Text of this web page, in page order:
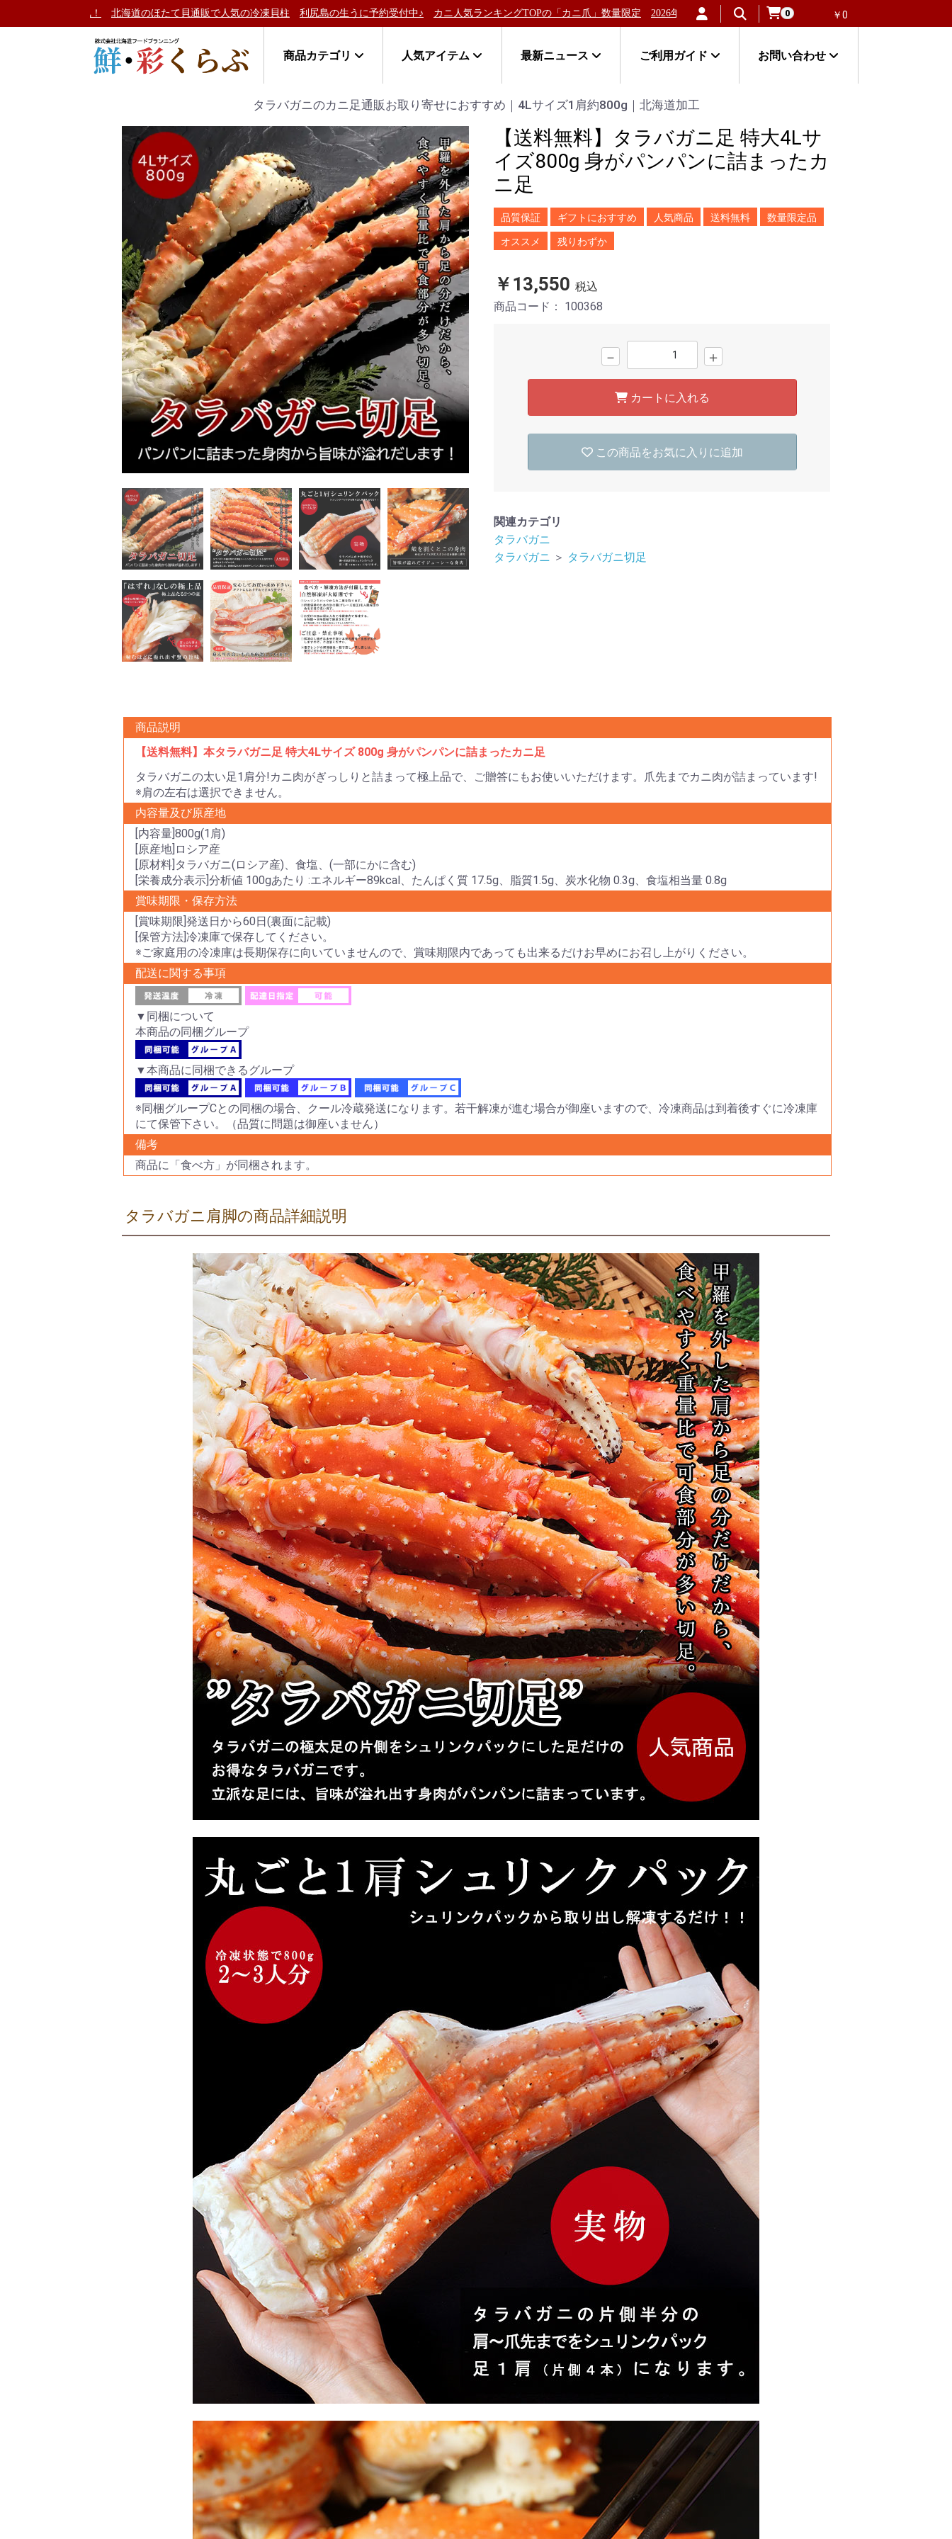
北海道のほたて貝通販で人気の冷凍貝柱 利尻島の生うに予約受付中♪ カニ人気ランキングTOPの「カニ爪」数量限定 2026年新物！北海道稚内産「失敗しない毛ガニ」が大人気！
0 ￥0
商品カテゴリ 人気アイテム 最新ニュース ご利用ガイド お問い合わせ
タラバガニのカニ足通販お取り寄せにおすすめ｜4Lサイズ1肩約800g｜北海道加工
【送料無料】タラバガニ足 特大4Lサ
イズ800g 身がパンパンに詰まったカ
ニ足
品質保証 ギフトにおすすめ 人気商品 送料無料 数量限定品
オススメ 残りわずか
￥13,550 税込
商品コード： 100368
－ ＋
カートに入れる
この商品をお気に入りに追加
関連カテゴリ
タラバガニ
タラバガニ ＞ タラバガニ切足
商品説明
【送料無料】本タラバガニ足 特大4Lサイズ 800g 身がパンパンに詰まったカニ足
タラバガニの太い足1肩分!カニ肉がぎっしりと詰まって極上品で、ご贈答にもお使いいただけます。爪先までカニ肉が詰まっています!
※肩の左右は選択できません。
内容量及び原産地
[内容量]800g(1肩)
[原産地]ロシア産
[原材料]タラバガニ(ロシア産)、食塩、(一部にかに含む)
[栄養成分表示]分析値 100gあたり :エネルギー89kcal、たんぱく質 17.5g、脂質1.5g、炭水化物 0.3g、食塩相当量 0.8g
賞味期限・保存方法
[賞味期限]発送日から60日(裏面に記載)
[保管方法]冷凍庫で保存してください。
※ご家庭用の冷凍庫は長期保存に向いていませんので、賞味期限内であっても出来るだけお早めにお召し上がりください。
配送に関する事項
▼同梱について
本商品の同梱グループ
▼本商品に同梱できるグループ
※同梱グループCとの同梱の場合、クール冷蔵発送になります。若干解凍が進む場合が御座いますので、冷凍商品は到着後すぐに冷凍庫
にて保管下さい。（品質に問題は御座いません）
備考
商品に「食べ方」が同梱されます。
タラバガニ肩脚の商品詳細説明